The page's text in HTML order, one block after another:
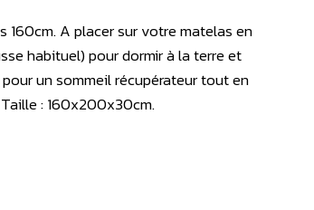
160cm. A placer sur votre matelas en
habituel) pour dormir à la terre et
un sommeil récupérateur tout en
: 160x200x30cm.